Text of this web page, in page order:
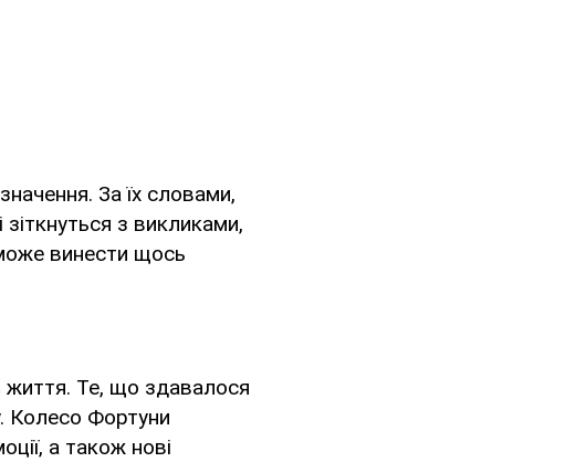
За їх словами,
зіткнуться з викликами,
винести щось
життя. Те, що здавалося
Колесо Фортуни
а також нові